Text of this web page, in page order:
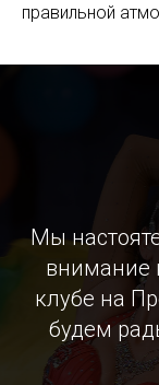
правильной
Мы
внимание
клубе на
будем